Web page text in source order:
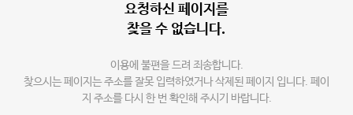
요청하신 페이지를
찾을 수 없습니다.
이용에 불편을 드려 죄송합니다.
찾으시는 페이지는 주소를 잘못 입력하였거나 삭제된 페이지 입니다. 페이
지 주소를 다시 한 번 확인해 주시기 바랍니다.